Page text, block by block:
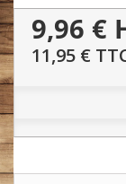
9,96 €
11,95 €